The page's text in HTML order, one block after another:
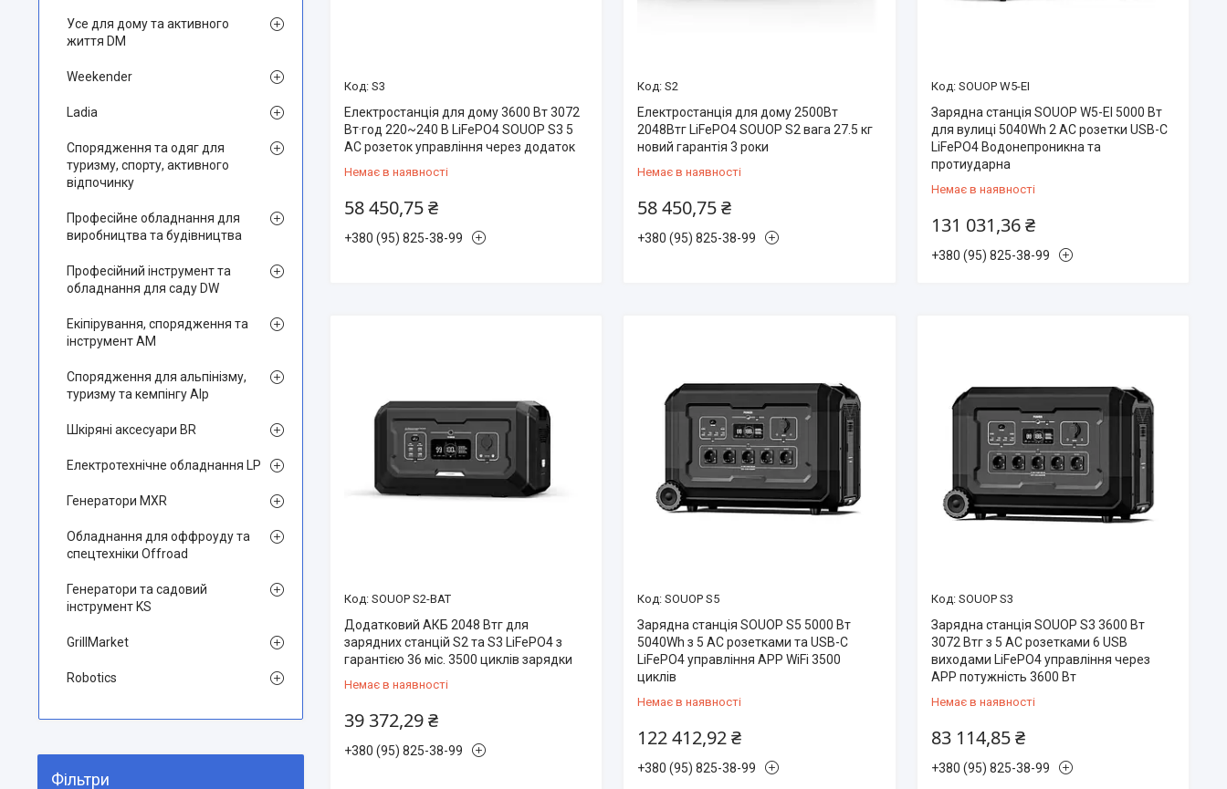
S3
Електростанція для дому 3600 Вт 3072
Вт·год 220~240 В LiFePO4 SOUOP S3 5
AC розеток управління через додаток
Немає в наявності
58 450,75 ₴
+380 (95) 825-38-99
S2
Електростанція для дому 2500Вт
2048Втг LiFePO4 SOUOP S2 вага 27.5 кг
новий гарантія 3 роки
Немає в наявності
58 450,75 ₴
+380 (95) 825-38-99
SOUOP W5-EI
Зарядна станція SOUOP W5-EI 5000 Вт
для вулиці 5040Wh 2 AC розетки USB-C
LiFePO4 Водонепроникна та
протиударна
Немає в наявності
131 031,36 ₴
+380 (95) 825-38-99
SOUOP S2-BAT
Додатковий АКБ 2048 Втг для
зарядних станцій S2 та S3 LiFePO4 з
гарантією 36 міс. 3500 циклів зарядки
Немає в наявності
39 372,29 ₴
+380 (95) 825-38-99
SOUOP S5
Зарядна станція SOUOP S5 5000 Вт
5040Wh з 5 AC розетками та USB-C
LiFePO4 управління APP WiFi 3500
циклів
Немає в наявності
122 412,92 ₴
+380 (95) 825-38-99
SOUOP S3
Зарядна станція SOUOP S3 3600 Вт
3072 Втг з 5 AC розетками 6 USB
виходами LiFePO4 управління через
APP потужність 3600 Вт
Немає в наявності
83 114,85 ₴
+380 (95) 825-38-99
Усе для дому та активного
життя DM
Weekender
Ladia
Спорядження та одяг для
туризму, спорту, активного
відпочинку
Професійне обладнання для
виробництва та будівництва
Професійний інструмент та
обладнання для саду DW
Екіпірування, спорядження та
інструмент AM
Спорядження для альпінізму,
туризму та кемпінгу Alp
Шкіряні аксесуари BR
Електротехнічне обладнання LP
Генератори MXR
Обладнання для оффроуду та
спецтехніки Offroad
Генератори та садовий
інструмент KS
GrillMarket
Robotics
Фільтри